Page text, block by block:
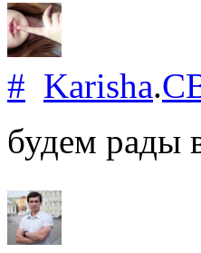
# Karisha.
будем рады